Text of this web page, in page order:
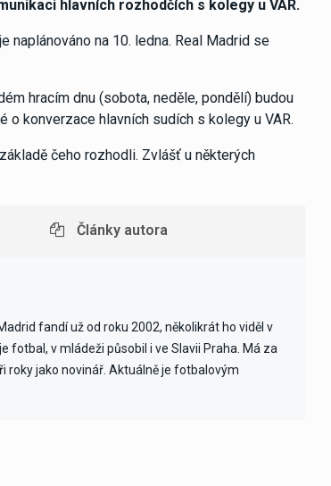
hlavních rozhodčích s kolegy u VAR.
naplánováno na 10. ledna. Real Madrid se
hracím dnu (sobota, neděle, pondělí) budou
o konverzace hlavních sudích s kolegy u VAR.
čeho rozhodli. Zvlášť u některých
Články autora
fandí už od roku 2002, několikrát ho viděl v
fotbal, v mládeži působil i ve Slavii Praha. Má za
roky jako novinář. Aktuálně je fotbalovým